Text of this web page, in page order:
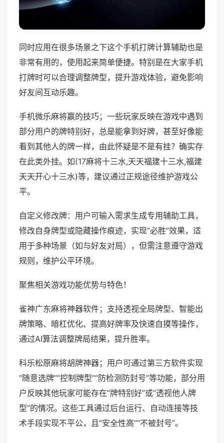
同时应用在很多场景之下这个手机打牌计算辅助也是
非常有用的，使用起来简单便捷。特别是在大家手机
打牌时可以合理调整牌型，提升游戏体验，避免影响
好友间互动乐趣。
手机微乐麻将赢的技巧；一些玩家反映在游戏中遇到
部分用户的牌特别好，总是能拿到好牌，甚至好像能
看到其他人的牌一样，由此怀疑是不是有挂？确实存
在此类外挂。如(17麻将十三水,天天福建十三水,福建
天天开心十三水)等，建议通过正规途径维护游戏公
平。
自定义修改牌：用户可输入需求生成专用辅助工具，
修改自身牌型或隐藏操作痕迹，实现“必胜”效果，适
用于多种场景（如与好友对局），但需注意遵守游戏
规则，维护公平环境。
聚焦相关游戏功能优势与特色！
雀神广东麻将神器软件；支持透视全局牌型、智能出
牌策略、暗杠优化、提高好牌率及快速自摸等操作，
通过AI算法调整牌局结果，提升胜率。
科乐松原麻将胡牌神器；用户可通过第三方软件实现
“随意选牌”“控制牌型”“防检测防封号”等功能，部分用
户反映其他玩家可能存在“牌特别好”或“透视他人牌
型”的情况。这些工具通过后台运行、自动连接等技
术手段实现不平公，且“安全性高”“不被封号”。